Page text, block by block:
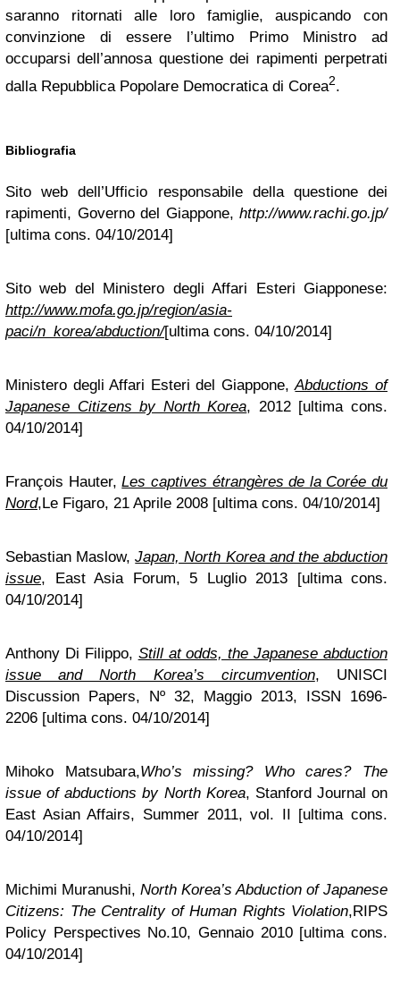
saranno ritornati alle loro famiglie, auspicando con
convinzione di essere l’ultimo Primo Ministro ad
occuparsi dell’annosa questione dei rapimenti perpetrati
dalla Repubblica Popolare Democratica di Corea2.
Bibliografia
Sito web dell’Ufficio responsabile della questione dei
rapimenti, Governo del Giappone, http://www.rachi.go.jp/
[ultima cons. 04/10/2014]
Sito web del Ministero degli Affari Esteri Giapponese:
http://www.mofa.go.jp/region/asia-
paci/n_korea/abduction/[ultima cons. 04/10/2014]
Ministero degli Affari Esteri del Giappone,Abductions of
Japanese Citizens by North Korea, 2012 [ultima cons.
04/10/2014]
François Hauter,Les captives étrangères de la Corée du
Nord,Le Figaro, 21 Aprile 2008 [ultima cons. 04/10/2014]
Sebastian Maslow,Japan, North Korea and the abduction
issue, East Asia Forum, 5 Luglio 2013 [ultima cons.
04/10/2014]
Anthony Di Filippo, Still at odds, the Japanese abduction
issue and North Korea’s circumvention, UNISCI
Discussion Papers, Nº 32, Maggio 2013, ISSN 1696-
2206 [ultima cons. 04/10/2014]
Mihoko Matsubara,Who’s missing? Who cares? The
issue of abductions by North Korea, Stanford Journal on
East Asian Affairs, Summer 2011, vol. II [ultima cons.
04/10/2014]
Michimi Muranushi, North Korea’s Abduction of Japanese
Citizens: The Centrality of Human Rights Violation,RIPS
Policy Perspectives No.10, Gennaio 2010 [ultima cons.
04/10/2014]